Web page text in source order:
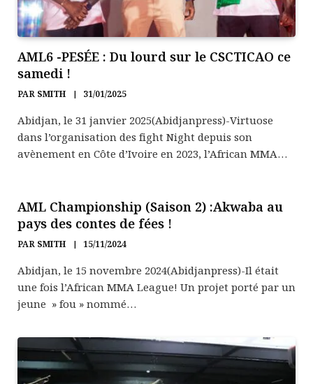
AML6 -PESÉE : Du lourd sur le CSCTICAO ce
samedi !
PAR SMITH 31/01/2025
Abidjan, le 31 janvier 2025(Abidjanpress)-Virtuose
dans l’organisation des fight Night depuis son
avènement en Côte d’Ivoire en 2023, l’African MMA…
AML Championship (Saison 2) :Akwaba au
pays des contes de fées !
PAR SMITH 15/11/2024
Abidjan, le 15 novembre 2024(Abidjanpress)-Il était
une fois l’African MMA League! Un projet porté par un
jeune » fou » nommé…